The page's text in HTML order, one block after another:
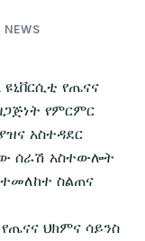
NEWS
የጤናና
የምርምር
አስተዳደር
ሰራሽ አስተውሎት
ስልጠና
ህክምና ሳይንስ